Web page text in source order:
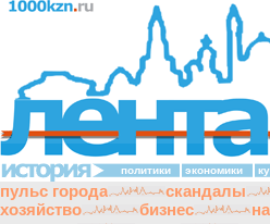
политики экономики
пульс города скандалы
хозяйство
бизнес